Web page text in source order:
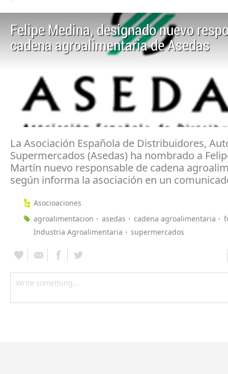
Felipe Medina, designado nuevo
cadena agroalimentaria de Asedas
La Asociación Española de Distribuidores,
Supermercados (Asedas) ha nombrado a
Martín nuevo responsable de cadena
según informa la asociación en un
Asocioaciones
agroalimentacion
asedas cadena agroalimentaria
Industria Agroalimentaria
supermercados